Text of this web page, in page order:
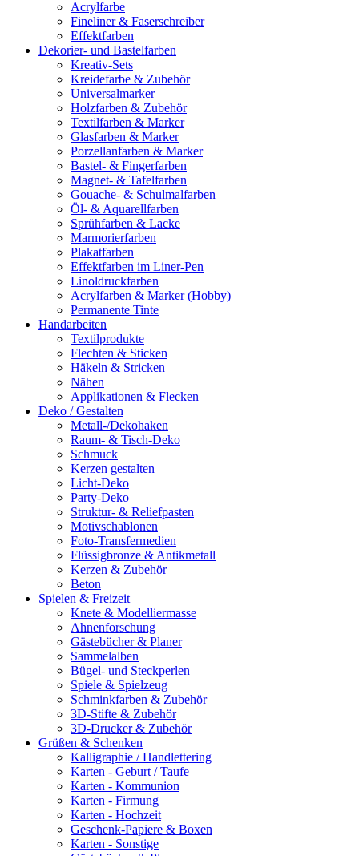
Acrylfarbe
Fineliner & Faserschreiber
Effektfarben
Dekorier- und Bastelfarben
Kreativ-Sets
Kreidefarbe & Zubehör
Universalmarker
Holzfarben & Zubehör
Textilfarben & Marker
Glasfarben & Marker
Porzellanfarben & Marker
Bastel- & Fingerfarben
Magnet- & Tafelfarben
Gouache- & Schulmalfarben
Öl- & Aquarellfarben
Sprühfarben & Lacke
Marmorierfarben
Plakatfarben
Effektfarben im Liner-Pen
Linoldruckfarben
Acrylfarben & Marker (Hobby)
Permanente Tinte
Handarbeiten
Textilprodukte
Flechten & Sticken
Häkeln & Stricken
Nähen
Applikationen & Flecken
Deko / Gestalten
Metall-/Dekohaken
Raum- & Tisch-Deko
Schmuck
Kerzen gestalten
Licht-Deko
Party-Deko
Struktur- & Reliefpasten
Motivschablonen
Foto-Transfermedien
Flüssigbronze & Antikmetall
Kerzen & Zubehör
Beton
Spielen & Freizeit
Knete & Modelliermasse
Ahnenforschung
Gästebücher & Planer
Sammelalben
Bügel- und Steckperlen
Spiele & Spielzeug
Schminkfarben & Zubehör
3D-Stifte & Zubehör
3D-Drucker & Zubehör
Grüßen & Schenken
Kalligraphie / Handlettering
Karten - Geburt / Taufe
Karten - Kommunion
Karten - Firmung
Karten - Hochzeit
Geschenk-Papiere & Boxen
Karten - Sonstige